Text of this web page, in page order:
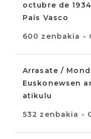
octubre de
País Vasco
600 zenbakia -
Arrasate /
Euskonewsen
atikulu
532 zenbakia -